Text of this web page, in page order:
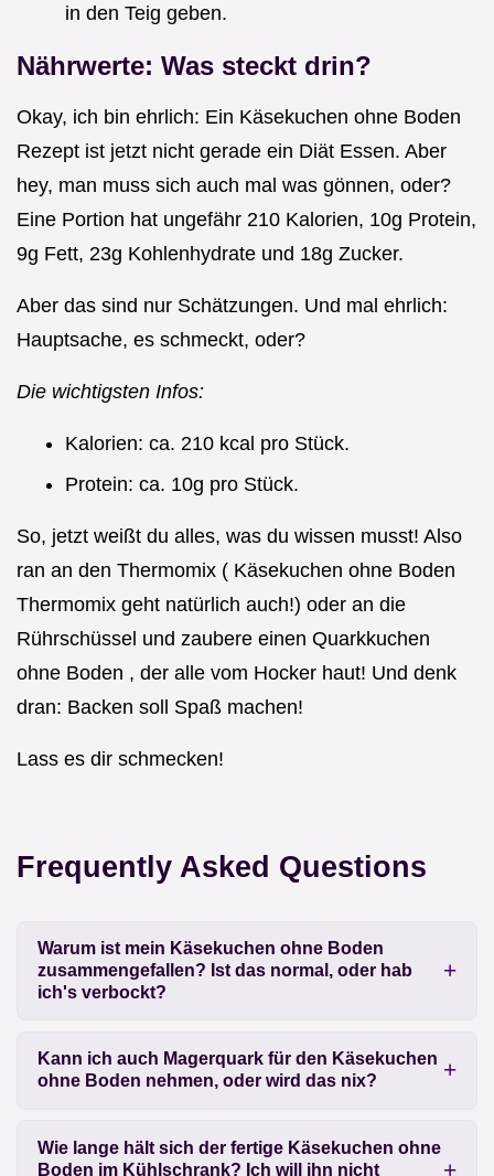
in den Teig geben.
Nährwerte: Was steckt drin?
Okay, ich bin ehrlich: Ein Käsekuchen ohne Boden
Rezept ist jetzt nicht gerade ein Diät Essen. Aber
hey, man muss sich auch mal was gönnen, oder?
Eine Portion hat ungefähr 210 Kalorien, 10g Protein,
9g Fett, 23g Kohlenhydrate und 18g Zucker.
Aber das sind nur Schätzungen. Und mal ehrlich:
Hauptsache, es schmeckt, oder?
Die wichtigsten Infos:
Kalorien: ca. 210 kcal pro Stück.
Protein: ca. 10g pro Stück.
So, jetzt weißt du alles, was du wissen musst! Also
ran an den Thermomix ( Käsekuchen ohne Boden
Thermomix geht natürlich auch!) oder an die
Rührschüssel und zaubere einen Quarkkuchen
ohne Boden , der alle vom Hocker haut! Und denk
dran: Backen soll Spaß machen!
Lass es dir schmecken!
Frequently Asked Questions
Warum ist mein Käsekuchen ohne Boden
zusammengefallen? Ist das normal, oder hab
ich's verbockt?
Kann ich auch Magerquark für den Käsekuchen
ohne Boden nehmen, oder wird das nix?
Wie lange hält sich der fertige Käsekuchen ohne
Boden im Kühlschrank? Ich will ihn nicht